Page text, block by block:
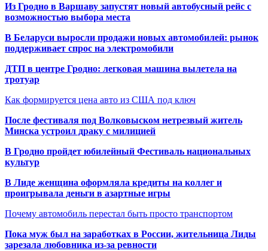
Из Гродно в Варшаву запустят новый автобусный рейс с
возможностью выбора места
В Беларуси выросли продажи новых автомобилей: рынок
поддерживает спрос на электромобили
ДТП в центре Гродно: легковая машина вылетела на
тротуар
Как формируется цена авто из США под ключ
После фестиваля под Волковыском нетрезвый житель
Минска устроил драку с милицией
В Гродно пройдет юбилейный Фестиваль национальных
культур
В Лиде женщина оформляла кредиты на коллег и
проигрывала деньги в азартные игры
Почему автомобиль перестал быть просто транспортом
Пока муж был на заработках в России, жительница Лиды
зарезала любовника из-за ревности